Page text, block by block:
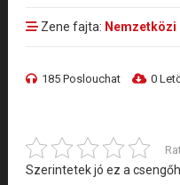
Zene fajta: Nemzetközi
185 Poslouchat 0
Szerintetek jó ez a